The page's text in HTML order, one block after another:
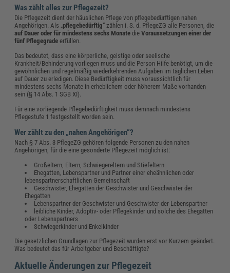
Was zählt alles zur Pflegezeit?
Die Pflegezeit dient der häuslichen Pflege von pflegebedürftigen nahen
Angehörigen. Als „pflegebedürftig“ zählen i. S. d. PflegeZG alle Personen, die
auf Dauer oder für mindestens sechs Monate dieVoraussetzungen einer der
fünf Pflegegrade erfüllen.
Das bedeutet, dass eine körperliche, geistige oder seelische
Krankheit/Behinderung vorliegen muss und die Person Hilfe benötigt, um die
gewöhnlichen und regelmäßig wiederkehrenden Aufgaben im täglichen Leben
auf Dauer zu erledigen. Diese Bedürftigkeit muss voraussichtlich für
mindestens sechs Monate in erheblichem oder höherem Maße vorhanden
sein (§ 14 Abs. 1 SGB XI).
Für eine vorliegende Pflegebedürftigkeit muss demnach mindestens
Pflegestufe 1 festgestellt worden sein.
Wer zählt zu den „nahen Angehörigen“?
Nach § 7 Abs. 3 PflegeZG gehören folgende Personen zu den nahen
Angehörigen, für die eine gesonderte Pflegezeit möglich ist:
Großeltern, Eltern, Schwiegereltern und Stiefeltern
Ehegatten, Lebenspartner und Partner einer eheähnlichen oder
lebenspartnerschaftlichen Gemeinschaft
Geschwister, Ehegatten der Geschwister und Geschwister der
Ehegatten
Lebenspartner der Geschwister und Geschwister der Lebenspartner
leibliche Kinder, Adoptiv- oder Pflegekinder und solche des Ehegatten
oder Lebenspartners
Schwiegerkinder und Enkelkinder
Die gesetzlichen Grundlagen zur Pflegezeit wurden erst vor Kurzem geändert.
Was bedeutet das für Arbeitgeber und Beschäftigte?
Aktuelle Änderungen zur Pflegezeit